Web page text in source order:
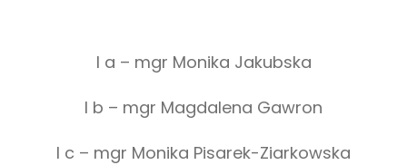
I a – mgr Monika Jakubska
I b – mgr Magdalena Gawron
I c – mgr Monika Pisarek-Ziarkowska